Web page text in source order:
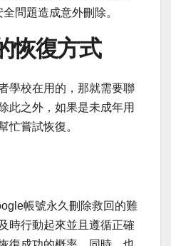
問題造成意外刪除。
恢復方式
學校在用的，那就需要聯
此之外，如果是未成年用
忙嘗試恢復。
帳號永久刪除救回的難
時行動起來並且遵循正確